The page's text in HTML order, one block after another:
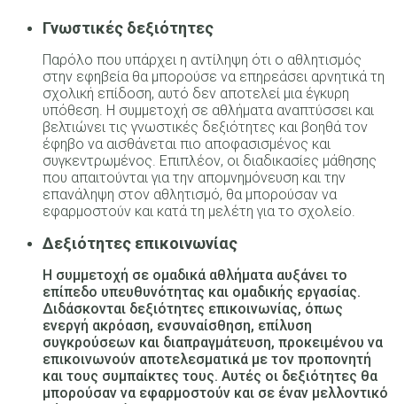
Γνωστικές δεξιότητες
Παρόλο που υπάρχει η αντίληψη ότι ο αθλητισμός
στην εφηβεία θα μπορούσε να επηρεάσει αρνητικά τη
σχολική επίδοση, αυτό δεν αποτελεί μια έγκυρη
υπόθεση. Η συμμετοχή σε αθλήματα αναπτύσσει και
βελτιώνει τις γνωστικές δεξιότητες και βοηθά τον
έφηβο να αισθάνεται πιο αποφασισμένος και
συγκεντρωμένος. Επιπλέον, οι διαδικασίες μάθησης
που απαιτούνται για την απομνημόνευση και την
επανάληψη στον αθλητισμό, θα μπορούσαν να
εφαρμοστούν και κατά τη μελέτη για το σχολείο.
Δεξιότητες επικοινωνίας
Η συμμετοχή σε ομαδικά αθλήματα αυξάνει το
επίπεδο υπευθυνότητας και ομαδικής εργασίας.
Διδάσκονται δεξιότητες επικοινωνίας, όπως
ενεργή ακρόαση, ενσυναίσθηση, επίλυση
συγκρούσεων και διαπραγμάτευση, προκειμένου να
επικοινωνούν αποτελεσματικά με τον προπονητή
και τους συμπαίκτες τους. Αυτές οι δεξιότητες θα
μπορούσαν να εφαρμοστούν και σε έναν μελλοντικό